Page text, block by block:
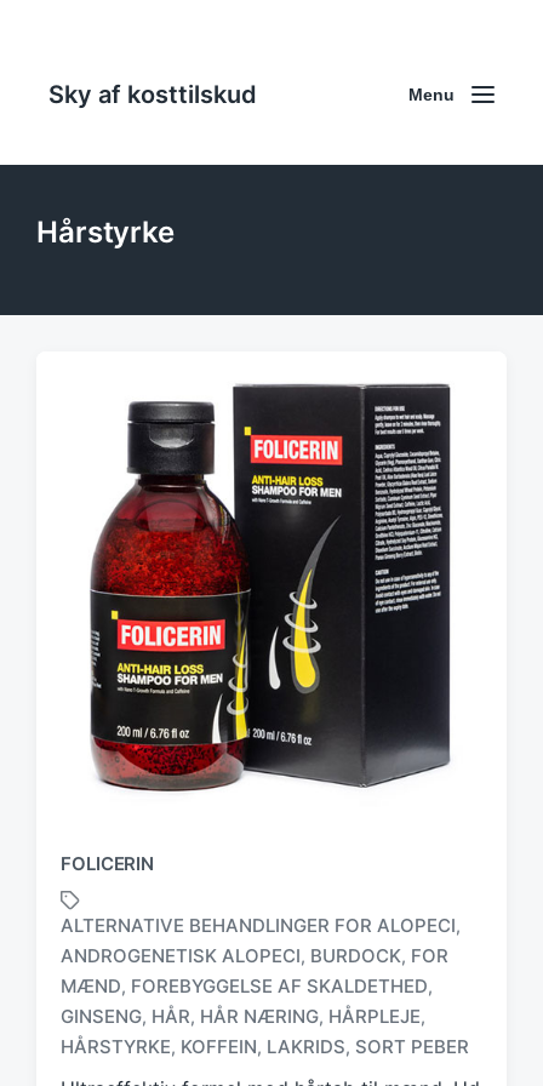
Sky af kosttilskud Menu
Hårstyrke
FOLICERIN
T
a
g
ALTERNATIVE BEHANDLINGER FOR ALOPECI,
ANDROGENETISK ALOPECI, BURDOCK, FOR
MÆND, FOREBYGGELSE AF SKALDETHED,
GINSENG, HÅR, HÅR NÆRING, HÅRPLEJE,
HÅRSTYRKE, KOFFEIN, LAKRIDS, SORT PEBER